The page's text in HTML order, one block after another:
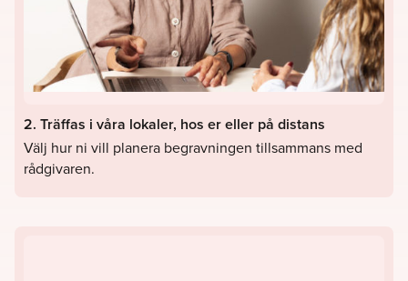
2. Träffas i våra lokaler, hos er eller på distans
Välj hur ni vill planera begravningen tillsammans med
rådgivaren.